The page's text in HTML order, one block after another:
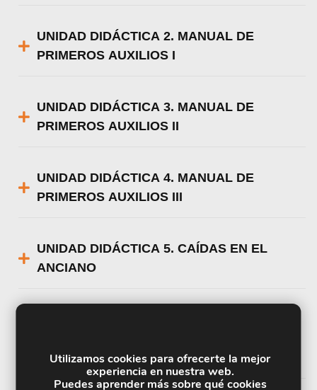
UNIDAD DIDÁCTICA 2. MANUAL DE
PRIMEROS AUXILIOS I
UNIDAD DIDÁCTICA 3. MANUAL DE
PRIMEROS AUXILIOS II
UNIDAD DIDÁCTICA 4. MANUAL DE
PRIMEROS AUXILIOS III
UNIDAD DIDÁCTICA 5. CAÍDAS EN EL
ANCIANO
MAYORES
Utilizamos cookies para ofrecerte la mejor
experiencia en nuestra web.
Puedes aprender más sobre qué cookies